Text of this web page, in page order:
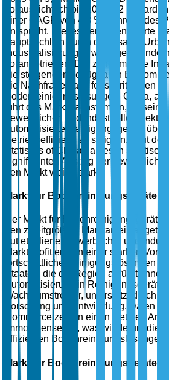
voraussichtlich bis 2035 9,2
einer CAGR von 4,8 % während des
entspricht. Dieses bemerkenswerte
hauptsächlich durch die rasante
Industrialisierung in wichtigen
vorangetrieben. Der zunehmende
die steigenden verfügbaren
die Nachfrage nach fortschrittlichen
Bodenreinigungslösungen. China,
führt das Marktwachstum an, da seine
gewerblichen und industriellen
automatisierte Reinigungsgeräte
Betriebseffizienz zu steigern. Laut
Statistics of China gab es in
signifikanten Anstieg der
den Markt weiter stärkt.
Markt für Bodenreinigungsgeräte
Der Markt für Bodenreinigungsgeräte
den zweitgrößten Marktanteil,
gut etablierter gewerblicher und
Markt profitiert von einer starken
fortschrittliche Reinigungslösungen in
Staaten, die die Region anführt.
Automatisierung in
Wachstumstreiber, unterstützt durch
Forschung und Entwicklung. Daten
Commerce zeigen einen stetigen
Immobiliensektor, was wiederum die
effizienten Bodenreinigungslösungen
Markt für Bodenreinigungsgeräte